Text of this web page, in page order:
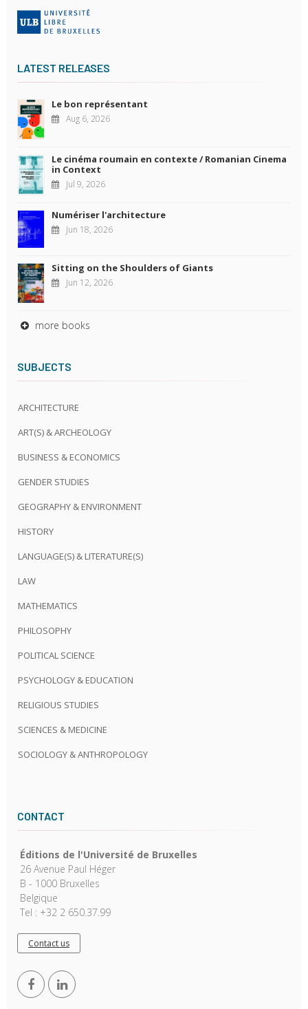
LATEST RELEASES
Le bon représentant
Aug 6, 2026
Le cinéma roumain en contexte / Romanian Cinema
in Context
Jul 9, 2026
Numériser l'architecture
Jun 18, 2026
Sitting on the Shoulders of Giants
Jun 12, 2026
more books
SUBJECTS
ARCHITECTURE
ART(S) & ARCHEOLOGY
BUSINESS & ECONOMICS
GENDER STUDIES
GEOGRAPHY & ENVIRONMENT
HISTORY
LANGUAGE(S) & LITERATURE(S)
LAW
MATHEMATICS
PHILOSOPHY
POLITICAL SCIENCE
PSYCHOLOGY & EDUCATION
RELIGIOUS STUDIES
SCIENCES & MEDICINE
SOCIOLOGY & ANTHROPOLOGY
CONTACT
Éditions de l'Université de Bruxelles
26 Avenue Paul Héger
B - 1000 Bruxelles
Belgique
Tel : +32 2 650.37.99
Contact us